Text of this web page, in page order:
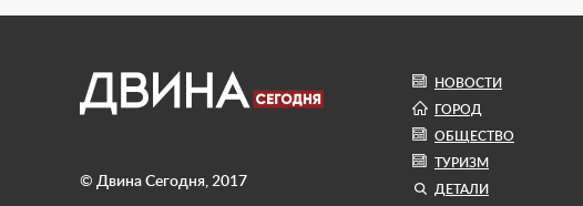
© Двина Сегодня, 2017
НОВОСТИ
ГОРОД
ОБЩЕСТВО
ТУРИЗМ
ДЕТАЛИ